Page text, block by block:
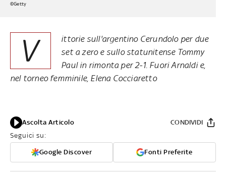
©Getty
V
ittorie sull'argentino Cerundolo per due
set a zero e sullo statunitense Tommy
Paul in rimonta per 2-1. Fuori Arnaldi e,
nel torneo femminile, Elena Cocciaretto
Ascolta Articolo
Seguici su:
Google Discover Fonti Preferite
CONDIVIDI